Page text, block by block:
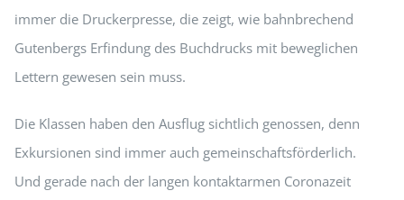
immer die Druckerpresse, die zeigt, wie bahnbrechend
Gutenbergs Erfindung des Buchdrucks mit beweglichen
Lettern gewesen sein muss.
Die Klassen haben den Ausflug sichtlich genossen, denn
Exkursionen sind immer auch gemeinschaftsförderlich.
Und gerade nach der langen kontaktarmen Coronazeit